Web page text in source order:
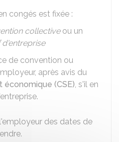
congés est fixée :
collectiveou un
de convention ou
après avis du
(CSE), s'il en
des dates de